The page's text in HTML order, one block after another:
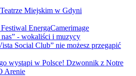
Miejskim w Gdyni
EnergaCamerimage
- wokaliści i muzycy
Social Club” nie możesz przegapić
wystąpi w Polsce! Dzwonnik z Notre
Arenie